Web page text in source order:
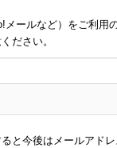
ールなど）をご利用
ださい。
と今後はメールアド